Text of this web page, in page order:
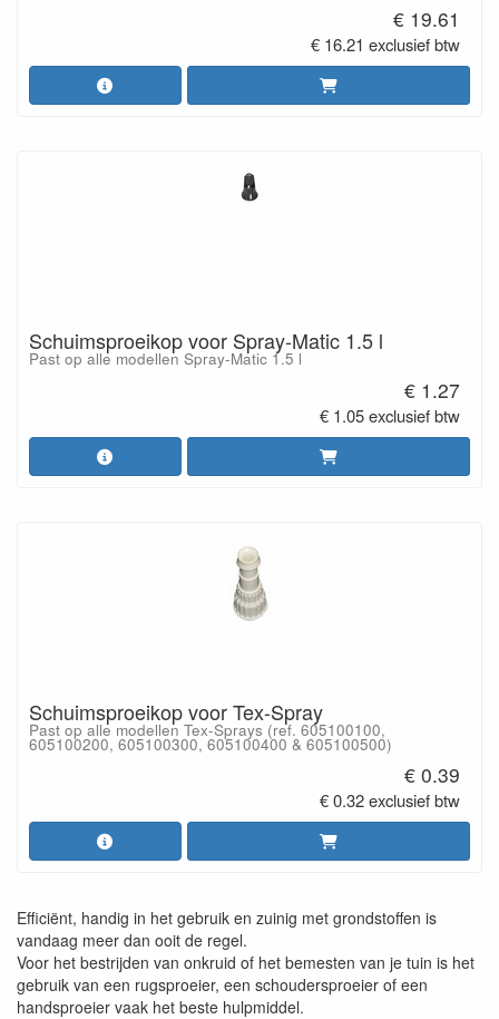
€ 19.61
€ 16.21 exclusief btw
Schuimsproeikop voor Spray-Matic 1.5 l
Past op alle modellen Spray-Matic 1.5 l
€ 1.27
€ 1.05 exclusief btw
Schuimsproeikop voor Tex-Spray
Past op alle modellen Tex-Sprays (ref. 605100100,
605100200, 605100300, 605100400 & 605100500)
€ 0.39
€ 0.32 exclusief btw
Efficiënt, handig in het gebruik en zuinig met grondstoffen is
vandaag meer dan ooit de regel.
Voor het bestrijden van onkruid of het bemesten van je tuin is het
gebruik van een rugsproeier, een schoudersproeier of een
handsproeier vaak het beste hulpmiddel.